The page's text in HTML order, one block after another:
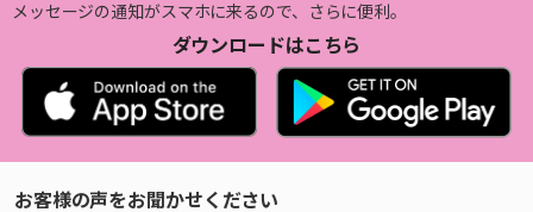
メッセージの通知がスマホに来るので、さらに便利。
ダウンロードはこちら
お客様の声をお聞かせください